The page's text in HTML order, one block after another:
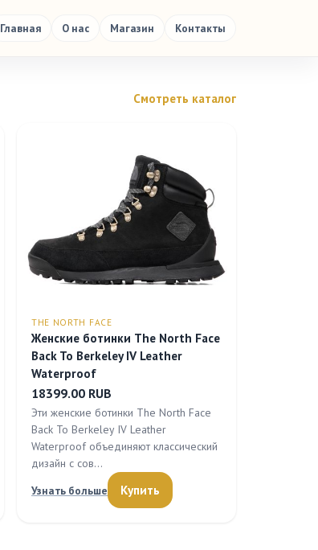
Главная О нас Магазин Контакты
Смотреть каталог
THE NORTH FACE
Женские ботинки The North Face
Back To Berkeley IV Leather
Waterproof
18399.00 RUB
Эти женские ботинки The North Face
Back To Berkeley IV Leather
Waterproof объединяют классический
дизайн с сов…
Узнать больше
Купить